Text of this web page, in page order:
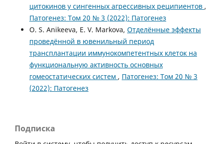
цитокинов у сингенных агрессивных реципиентов ,
Патогенез: Том 20 № 3 (2022): Патогенез
O. S. Anikeeva, E. V. Markova, Отделённые эффекты
проведённой в ювенильный период
трансплантации иммунокомпетентных клеток на
функциональную активность основных
гомеостатических систем , Патогенез: Том 20 № 3
(2022): Патогенез
Подписка